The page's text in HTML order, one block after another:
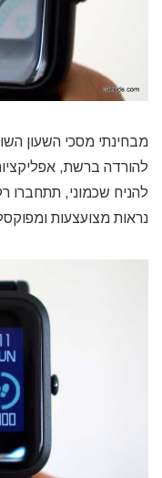
מבחינתי מסכי השעון
להורדה ברשת,
נראות מצועצעות